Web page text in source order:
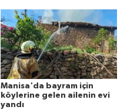
Manisa'da bayram için
köylerine gelen ailenin evi
yandı